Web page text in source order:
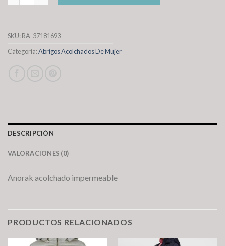
SKU:RA-37181693
Categoría:Abrigos Acolchados De Mujer
DESCRIPCIÓN
VALORACIONES (0)
Anorak acolchado impermeable
PRODUCTOS RELACIONADOS